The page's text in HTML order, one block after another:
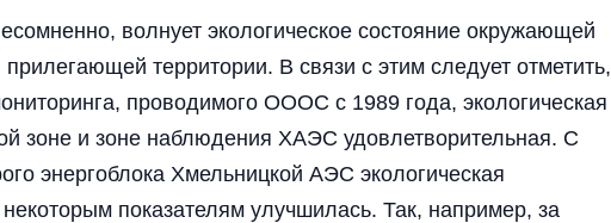
волнует экологическое состояние окружающей
территории. В связи с этим следует отметить,
проводимого ОООС с 1989 года, экологическая
зоне и зоне наблюдения ХАЭС удовлетворительная. С
энергоблока Хмельницкой АЭС экологическая
показателям улучшилась. Так, например, за